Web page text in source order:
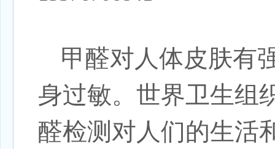
甲醛对人体皮肤有
身过敏。世界卫生组
醛检测 对人们的生活